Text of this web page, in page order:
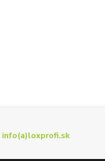
info(a)loxprofi.sk